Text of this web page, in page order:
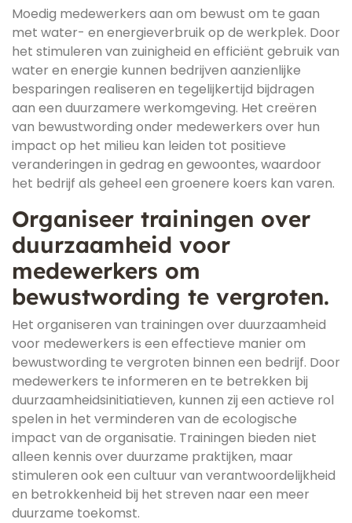
Moedig medewerkers aan om bewust om te gaan
met water- en energieverbruik op de werkplek. Door
het stimuleren van zuinigheid en efficiënt gebruik van
water en energie kunnen bedrijven aanzienlijke
besparingen realiseren en tegelijkertijd bijdragen
aan een duurzamere werkomgeving. Het creëren
van bewustwording onder medewerkers over hun
impact op het milieu kan leiden tot positieve
veranderingen in gedrag en gewoontes, waardoor
het bedrijf als geheel een groenere koers kan varen.
Organiseer trainingen over
duurzaamheid voor
medewerkers om
bewustwording te vergroten.
Het organiseren van trainingen over duurzaamheid
voor medewerkers is een effectieve manier om
bewustwording te vergroten binnen een bedrijf. Door
medewerkers te informeren en te betrekken bij
duurzaamheidsinitiatieven, kunnen zij een actieve rol
spelen in het verminderen van de ecologische
impact van de organisatie. Trainingen bieden niet
alleen kennis over duurzame praktijken, maar
stimuleren ook een cultuur van verantwoordelijkheid
en betrokkenheid bij het streven naar een meer
duurzame toekomst.